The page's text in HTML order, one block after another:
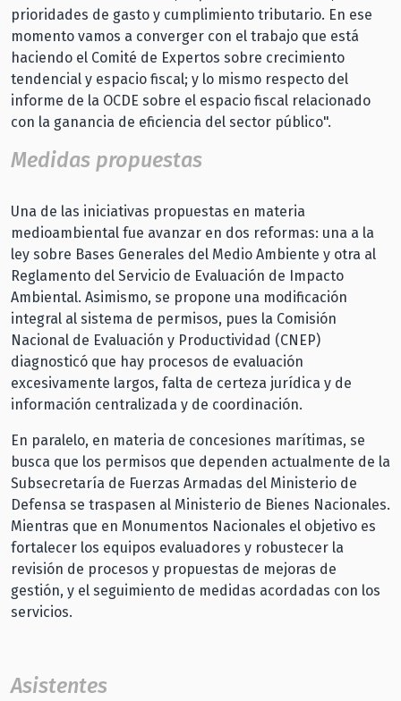
prioridades de gasto y cumplimiento tributario. En ese
momento vamos a converger con el trabajo que está
haciendo el Comité de Expertos sobre crecimiento
tendencial y espacio fiscal; y lo mismo respecto del
informe de la OCDE sobre el espacio fiscal relacionado
con la ganancia de eficiencia del sector público".
Medidas propuestas
Una de las iniciativas propuestas en materia
medioambiental fue avanzar en dos reformas: una a la
ley sobre Bases Generales del Medio Ambiente y otra al
Reglamento del Servicio de Evaluación de Impacto
Ambiental. Asimismo, se propone una modificación
integral al sistema de permisos, pues la Comisión
Nacional de Evaluación y Productividad (CNEP)
diagnosticó que hay procesos de evaluación
excesivamente largos, falta de certeza jurídica y de
información centralizada y de coordinación.
En paralelo, en materia de concesiones marítimas, se
busca que los permisos que dependen actualmente de la
Subsecretaría de Fuerzas Armadas del Ministerio de
Defensa se traspasen al Ministerio de Bienes Nacionales.
Mientras que en Monumentos Nacionales el objetivo es
fortalecer los equipos evaluadores y robustecer la
revisión de procesos y propuestas de mejoras de
gestión, y el seguimiento de medidas acordadas con los
servicios.
Asistentes